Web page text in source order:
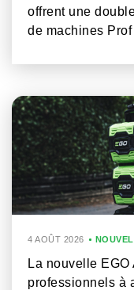
offrent une
de machines Prof
4 AOÛT 2026
La nouvelle
professionnels à